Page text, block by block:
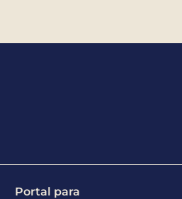
Portal para